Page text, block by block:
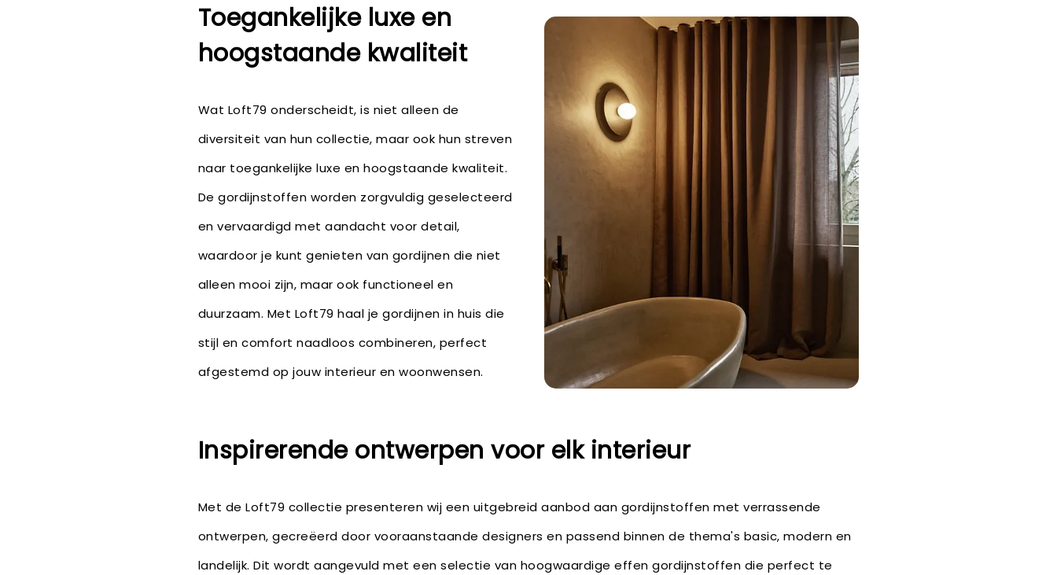
Toegankelijke luxe en
hoogstaande kwaliteit
Wat Loft79 onderscheidt, is niet alleen de
diversiteit van hun collectie, maar ook hun streven
naar toegankelijke luxe en hoogstaande kwaliteit.
De gordijnstoffen worden zorgvuldig geselecteerd
en vervaardigd met aandacht voor detail,
waardoor je kunt genieten van gordijnen die niet
alleen mooi zijn, maar ook functioneel en
duurzaam. Met Loft79 haal je gordijnen in huis die
stijl en comfort naadloos combineren, perfect
afgestemd op jouw interieur en woonwensen.
Inspirerende ontwerpen voor elk interieur
Met de Loft79 collectie presenteren wij een uitgebreid aanbod aan gordijnstoffen met verrassende
ontwerpen, gecreëerd door vooraanstaande designers en passend binnen de thema's basic, modern en
landelijk. Dit wordt aangevuld met een selectie van hoogwaardige effen gordijnstoffen die perfect te